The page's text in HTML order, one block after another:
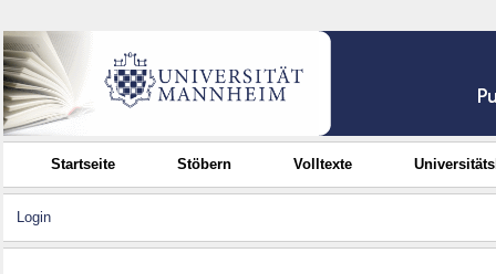
Startseite Stöbern Volltexte
Login